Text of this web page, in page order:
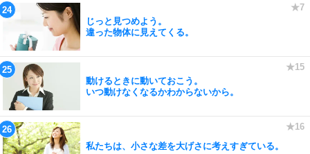
じっと見つめよう。
違った物体に見えてくる。
動けるときに動いておこう。
いつ動けなくなるかわからないから。
私たちは、小さな差を大げさに考えすぎている。